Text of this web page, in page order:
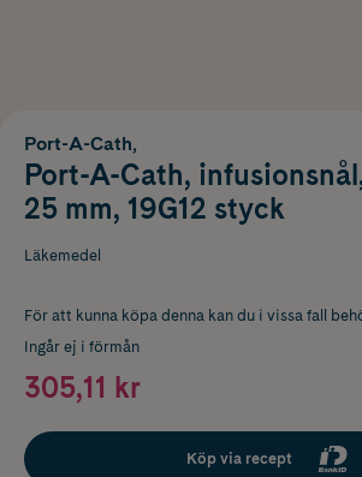
Port-A-Cath,
Port-A-Cath,
25 mm, 19G12 styck
Läkemedel
För att kunna köpa denna kan du i vissa fall
Ingår ej i förmån
305,11 kr
Köp via recept